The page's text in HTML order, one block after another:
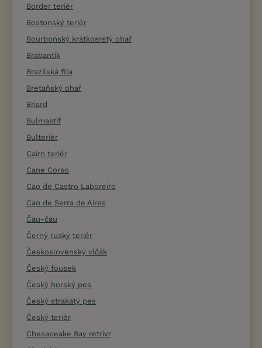
Border teriér
Bostonský teriér
Bourbonský krátkosrstý ohař
Brabantík
Brazilská fila
Bretaňský ohař
Briard
Bulmastif
Bulteriér
Cairn teriér
Cane Corso
Cao de Castro Laboreiro
Cao de Serra de Aires
Čau-čau
Černý ruský teriér
Československý vlčák
Český fousek
Český horský pes
Český strakatý pes
Český teriér
Chesapeake Bay retrívr